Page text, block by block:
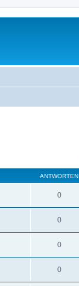
ANTWORTEN
0
0
0
0